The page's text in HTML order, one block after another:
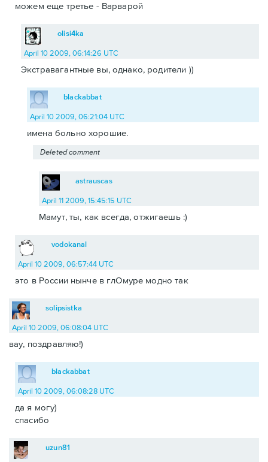
можем еще третье - Варварой
olisi4ka
April 10 2009, 06:14:26 UTC
Экстравагантные вы, однако, родители ))
blackabbat
April 10 2009, 06:21:04 UTC
имена больно хорошие.
Deleted comment
astrauscas
April 11 2009, 15:45:15 UTC
Мамут, ты, как всегда, отжигаешь :)
vodokanal
April 10 2009, 06:57:44 UTC
это в России нынче в глОмуре модно так
solipsistka
April 10 2009, 06:08:04 UTC
вау, поздравляю!)
blackabbat
April 10 2009, 06:08:28 UTC
да я могу)
спасибо
uzun81